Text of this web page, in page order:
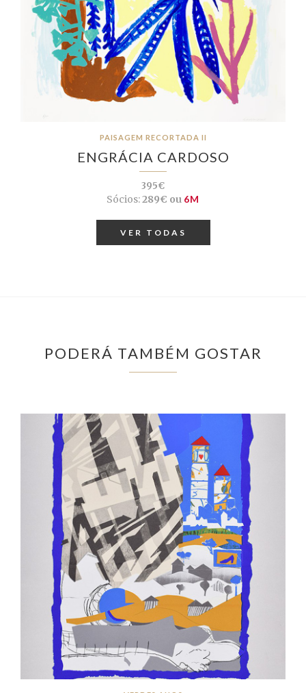
PAISAGEM RECORTADA II
ENGRÁCIA CARDOSO
395€
Sócios:289€ ou 6M
VER TODAS
PODERÁ TAMBÉM GOSTAR